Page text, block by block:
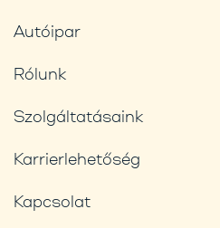
Autóipar
Rólunk
Szolgáltatásaink
Karrierlehetőség
Kapcsolat